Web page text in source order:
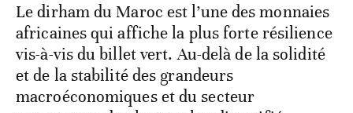
Le dirham du Maroc est l’une des monnaies
africaines qui affiche la plus forte résilience
vis-à-vis du billet vert. Au-delà de la solidité
et de la stabilité des grandeurs
macroéconomiques et du secteur